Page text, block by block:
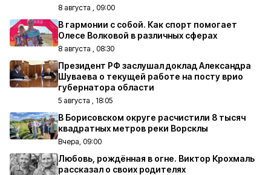
8 августа , 09:00
В гармонии с собой. Как спорт помогает
Олесе Волковой в различных сферах
8 августа , 08:30
Президент РФ заслушал доклад Александра
Шуваева о текущей работе на посту врио
губернатора области
5 августа , 18:05
В Борисовском округе расчистили 8 тысяч
квадратных метров реки Ворсклы
Вчера, 09:00
Любовь, рождённая в огне. Виктор Крохмаль
рассказал о своих родителях